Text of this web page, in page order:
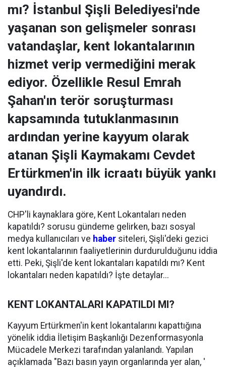
mı? İstanbul Şişli Belediyesi'nde
yaşanan son gelişmeler sonrası
vatandaşlar, kent lokantalarının
hizmet verip vermediğini merak
ediyor. Özellikle Resul Emrah
Şahan'ın terör soruşturması
kapsamında tutuklanmasının
ardından yerine kayyum olarak
atanan Şişli Kaymakamı Cevdet
Ertürkmen'in ilk icraatı büyük yankı
uyandırdı.
CHP'li kaynaklara göre, Kent Lokantaları neden
kapatıldı? sorusu gündeme gelirken, bazı sosyal
medya kullanıcıları ve haber siteleri, Şişli'deki gezici
kent lokantalarının faaliyetlerinin durdurulduğunu iddia
etti. Peki, Şişli'de kent lokantaları kapatıldı mı? Kent
lokantaları neden kapatıldı? İşte detaylar...
KENT LOKANTALARI KAPATILDI MI?
Kayyum Ertürkmen'in kent lokantalarını kapattığına
yönelik iddia İletişim Başkanlığı Dezenformasyonla
Mücadele Merkezi tarafından yalanlandı. Yapılan
açıklamada "Bazı basın yayın organlarında yer alan, '